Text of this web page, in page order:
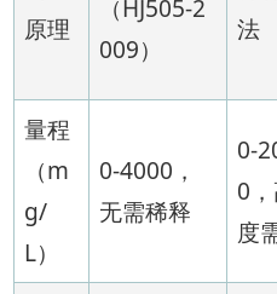
原理
（HJ505-2
009）
法
量程
（m
g/
L）
0-4000，
无需稀释
0-
0
度